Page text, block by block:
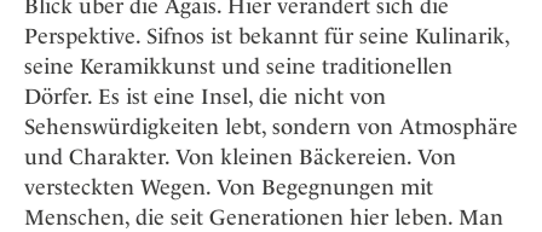
Blick über die Ägäis. Hier verändert sich die
Perspektive. Sifnos ist bekannt für seine Kulinarik,
seine Keramikkunst und seine traditionellen
Dörfer. Es ist eine Insel, die nicht von
Sehenswürdigkeiten lebt, sondern von Atmosphäre
und Charakter. Von kleinen Bäckereien. Von
versteckten Wegen. Von Begegnungen mit
Menschen, die seit Generationen hier leben. Man